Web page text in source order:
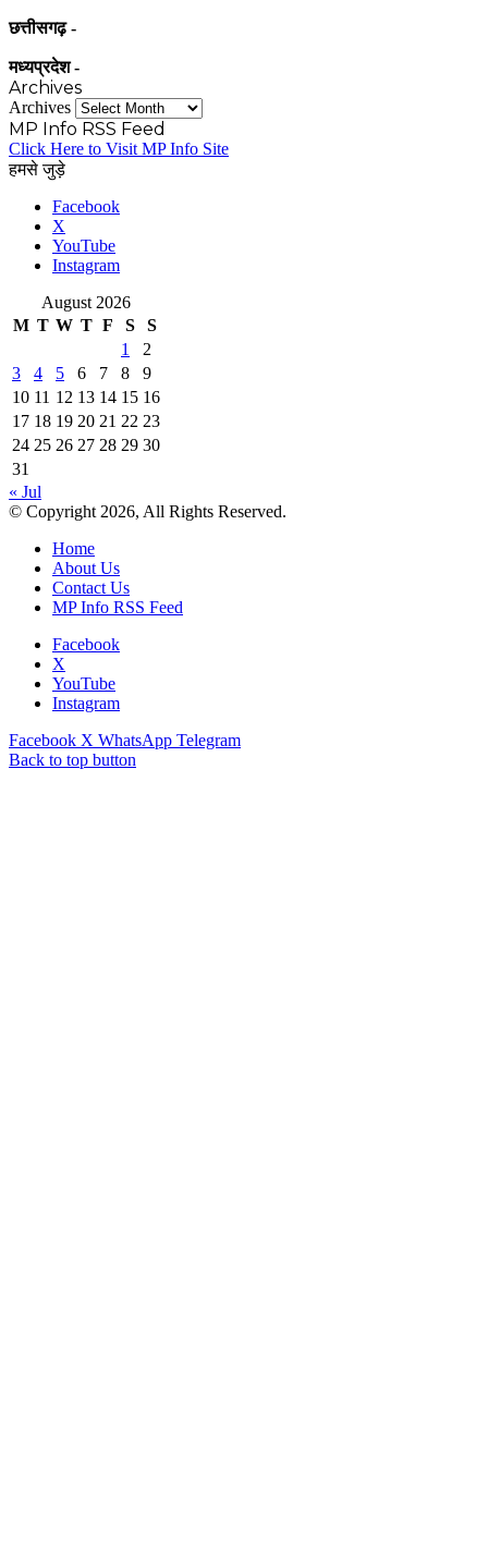
छत्तीसगढ़ -
मध्यप्रदेश -
Archives
Archives
MP Info RSS Feed
Click Here to Visit MP Info Site
हमसे जुड़े
Facebook
X
YouTube
Instagram
August 2026
M T W T F S
S
1
2
3
4 5 6 7 8
9
10 11 12 13 14 15 16
17 18 19 20 21 22 23
24 25 26 27 28 29 30
31
« Jul
© Copyright 2026, All Rights Reserved.
Home
About Us
Contact Us
MP Info RSS Feed
Facebook
X
YouTube
Instagram
Facebook X WhatsApp Telegram
Back to top button